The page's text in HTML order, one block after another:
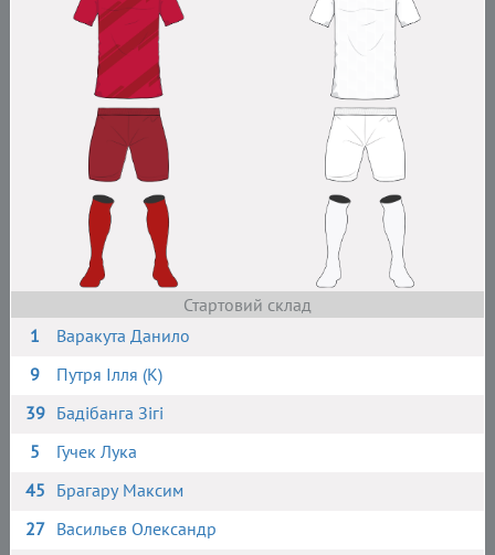
Стартовий склад
1
Варакута Данило
9
Путря Ілля (К)
39 Бадібанга Зігі
5
Гучек Лука
45 Брагару Максим
27 Васильєв Олександр